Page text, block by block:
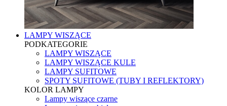
LAMPY WISZĄCE
PODKATEGORIE
LAMPY WISZĄCE
LAMPY WISZĄCE KULE
LAMPY SUFITOWE
SPOTY SUFITOWE (TUBY I REFLEKTORY)
KOLOR LAMPY
Lampy wiszące czarne